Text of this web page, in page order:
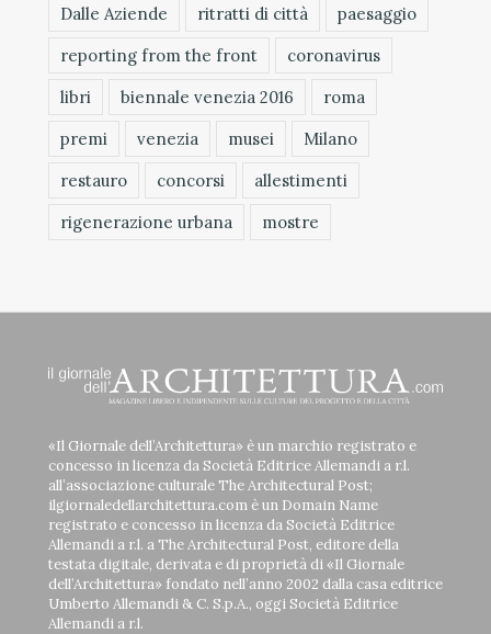
Dalle Aziende
ritratti di città
paesaggio
reporting from the front
coronavirus
libri
biennale venezia 2016
roma
premi
venezia musei
Milano
restauro
concorsi
allestimenti
rigenerazione urbana
mostre
«Il Giornale dell’Architettura» è un marchio registrato e
concesso in licenza da Società Editrice Allemandi a r.l.
all’associazione culturale The Architectural Post;
ilgiornaledellarchitettura.com è un Domain Name
registrato e concesso in licenza da Società Editrice
Allemandi a r.l. a The Architectural Post, editore della
testata digitale, derivata e di proprietà di «Il Giornale
dell’Architettura» fondato nell’anno 2002 dalla casa editrice
Umberto Allemandi & C. S.p.A., oggi Società Editrice
Allemandi a r.l.